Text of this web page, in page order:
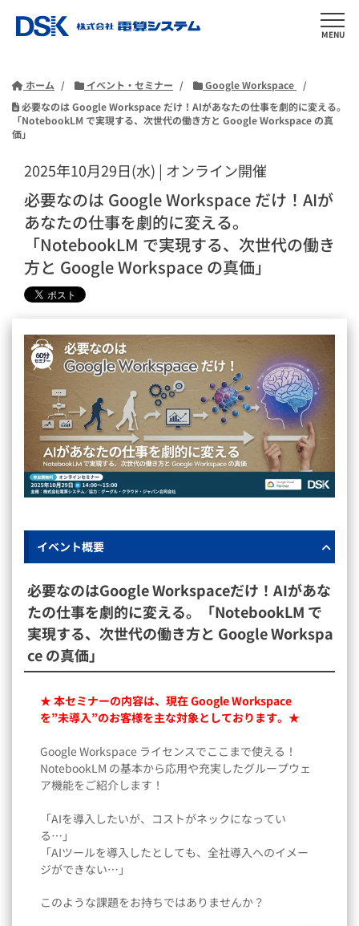
MENU
ホーム イベント・セミナー
Google Workspace
必要なのは Google Workspace だけ！AIがあなたの仕事を劇的に変える。
「NotebookLM で実現する、次世代の働き方と Google Workspace の真
価」
2025年10月29日(水) | オンライン開催
必要なのは Google Workspace だけ！AIが
あなたの仕事を劇的に変える。
「NotebookLM で実現する、次世代の働き
方と Google Workspace の真価」
イベント概要
必要なのはGoogle Workspaceだけ！AIがあな
たの仕事を劇的に変える。「NotebookLM で
実現する、次世代の働き方と Google Workspa
ce の真価」
★ 本セミナーの内容は、現在 Google Workspace
を”未導入”のお客様を主な対象としております。★
Google Workspace ライセンスでここまで使える！
NotebookLM の基本から応用や充実したグループウェ
ア機能をご紹介します！
「AIを導入したいが、コストがネックになってい
る…」
「AIツールを導入したとしても、全社導入へのイメー
ジができない…」
このような課題をお持ちではありませんか？